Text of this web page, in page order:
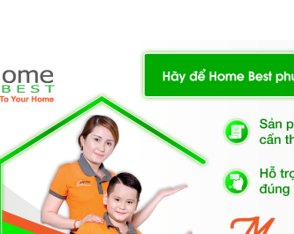
là động cơ không sử dụng chổi quét nên
tiết kiệm năng lượng: A+++ và có chức
động.
ưu điểm nổi bật như trên thì
Máy giặt
người bạn đồng hành thân thiết nhất của
mỗi gia đình hiện nay, nhất là trong
nội trợ vừa phải làm nhiều công việc